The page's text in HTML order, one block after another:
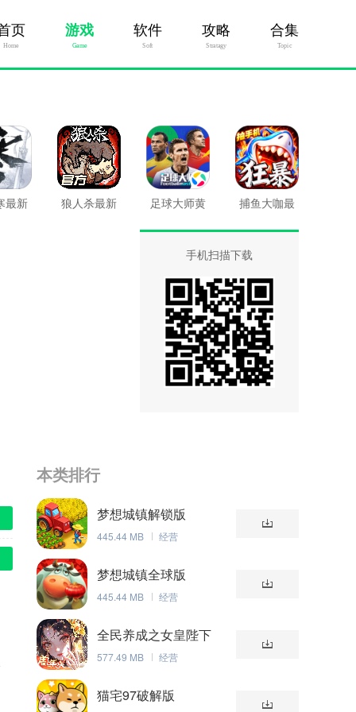
页
Home
游戏
Game
软件
Soft
攻略
Stratagy
合集
Topic
最新
狼人杀最新
足球大师黄
版
捕鱼大咖最
手机扫描下载
本类排行
梦想城镇解锁版
445.44 MB 经营
梦想城镇全球版
445.44 MB 经营
全民养成之女皇陛下
577.49 MB 经营
猫宅97破解版